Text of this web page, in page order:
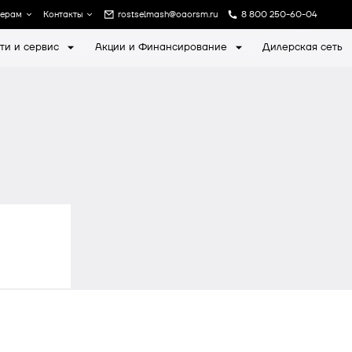
Контакты rostselmash@oaorsm.ru 8 800 250-60-04
и сервис Акции и Финансирование Дилерская сеть